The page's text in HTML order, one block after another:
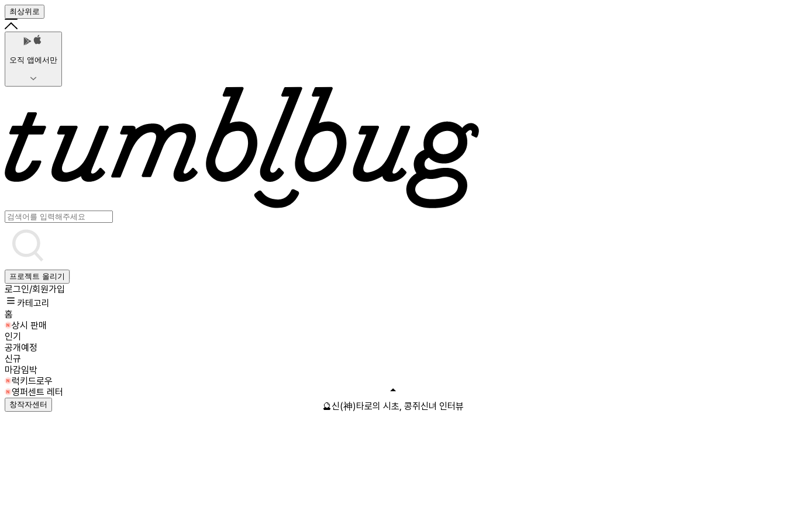
최상위로
오직 앱에서만
프로젝트 올리기
로그인/회원가입
카테고리
홈
상시 판매
인기
공개예정
신규
마감임박
럭키드로우
영퍼센트 레터
창작자센터 🔮신(神)타로의 시초, 콩쥐신녀 인터뷰